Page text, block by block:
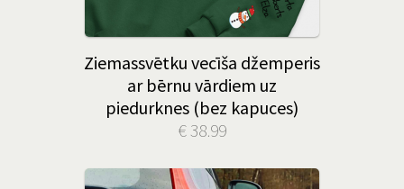
Ziemassvētku vecīša džemperis
ar bērnu vārdiem uz
piedurknes (bez kapuces)
€ 38.99